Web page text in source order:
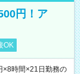
円！ア
OK
×8時間×21日勤務の